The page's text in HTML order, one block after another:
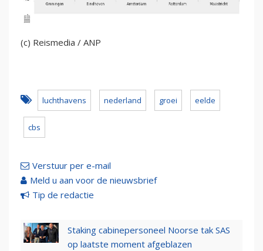
(c) Reismedia / ANP
luchthavens nederland groei eelde
cbs
Verstuur per e-mail
Meld u aan voor de nieuwsbrief
Tip de redactie
Staking cabinepersoneel Noorse tak SAS
op laatste moment afgeblazen